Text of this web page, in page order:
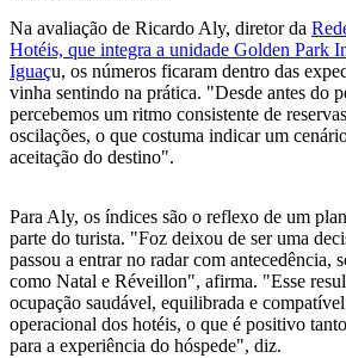
Na avaliação de Ricardo Aly, diretor da
Hotéis, que integra a unidade Golden Park
Iguaçu, os números ficaram dentro das
vinha sentindo na prática. "Desde antes do
percebemos um ritmo consistente de
oscilações, o que costuma indicar um
aceitação do destino".
Para Aly, os índices são o reflexo de um
parte do turista. "Foz deixou de ser uma
passou a entrar no radar com antecedência,
como Natal e Réveillon", afirma. "Esse
ocupação saudável, equilibrada e
operacional dos hotéis, o que é positivo
para a experiência do hóspede", diz.